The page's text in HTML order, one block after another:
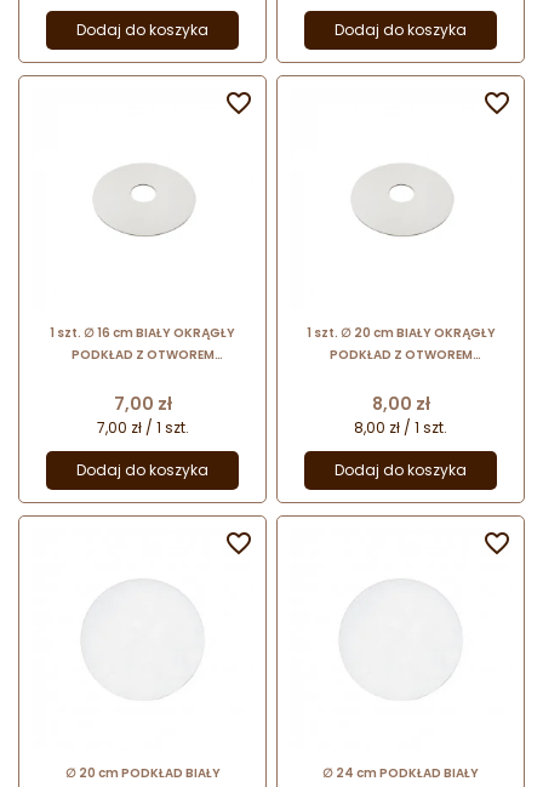
Dodaj do koszyka Dodaj do koszyka
1 szt. ∅ 16 cm BIAŁY OKRĄGŁY
PODKŁAD Z OTWOREM
do tortu piętrowego
Cena
7,00 zł
7,00 zł / 1 szt.
Dodaj do koszyka

1 szt. ∅ 20 cm BIAŁY OKRĄGŁY
PODKŁAD Z OTWOREM
do tortu piętrowego
Cena
8,00 zł
8,00 zł / 1 szt.
Dodaj do koszyka

∅ 20 cm PODKŁAD BIAŁY

∅ 24 cm PODKŁAD BIAŁY
